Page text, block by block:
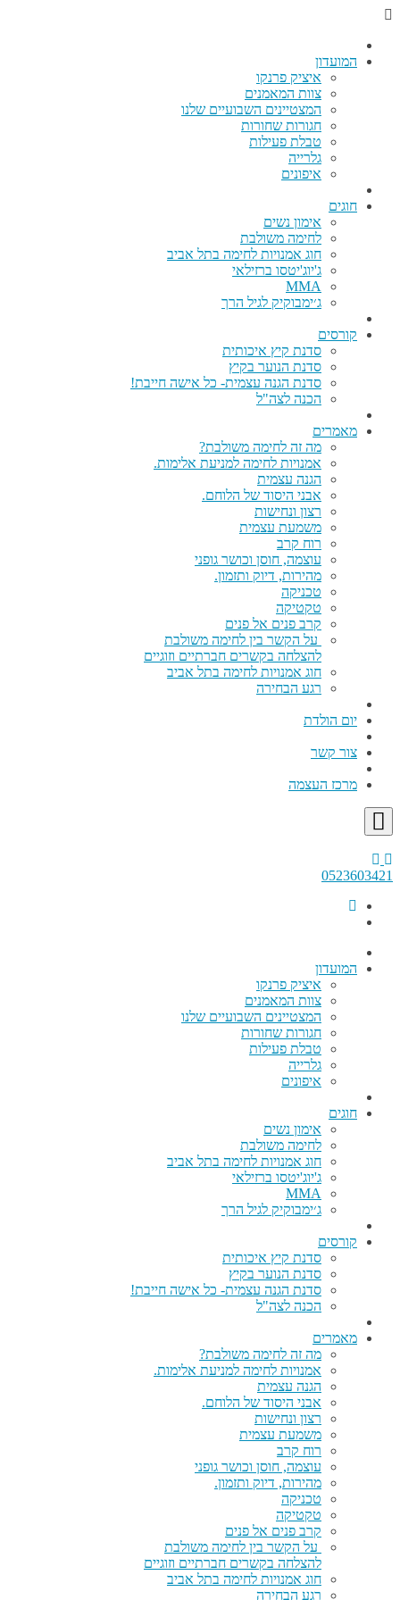
המועדון
איציק פרנקו
צוות המאמנים
המצטיינים השבועיים שלנו
חגורות שחורות
טבלת פעילות
גלרייה
איפונים
חוגים
אימון נשים
לחימה משולבת
חוג אמנויות לחימה בתל אביב
ג'יוג'יטסו ברזילאי
MMA
ג׳ימבוקיק לגיל הרך
קורסים
סדנת קיץ איכותית
סדנת הנוער בקיץ
סדנת הגנה עצמית- כל אישה חייבת!
הכנה לצה"ל
מאמרים
מה זה לחימה משולבת?
אמנויות לחימה למניעת אלימות.
הגנה עצמית
אבני היסוד של הלוחם.
רצון ונחישות
משמעת עצמית
רוח קרב
עוצמה, חוסן וכושר גופני
מהירות, דיוק ותזמון.
טכניקה
טקטיקה
קרב פנים אל פנים
על הקשר בין לחימה משולבת
להצלחה בקשרים חברתיים וזוגיים
חוג אמנויות לחימה בתל אביב
רגע הבחירה
יום הולדת
צור קשר
מרכז העצמה
0523603421
המועדון
איציק פרנקו
צוות המאמנים
המצטיינים השבועיים שלנו
חגורות שחורות
טבלת פעילות
גלרייה
איפונים
חוגים
אימון נשים
לחימה משולבת
חוג אמנויות לחימה בתל אביב
ג'יוג'יטסו ברזילאי
MMA
ג׳ימבוקיק לגיל הרך
קורסים
סדנת קיץ איכותית
סדנת הנוער בקיץ
סדנת הגנה עצמית- כל אישה חייבת!
הכנה לצה"ל
מאמרים
מה זה לחימה משולבת?
אמנויות לחימה למניעת אלימות.
הגנה עצמית
אבני היסוד של הלוחם.
רצון ונחישות
משמעת עצמית
רוח קרב
עוצמה, חוסן וכושר גופני
מהירות, דיוק ותזמון.
טכניקה
טקטיקה
קרב פנים אל פנים
על הקשר בין לחימה משולבת
להצלחה בקשרים חברתיים וזוגיים
חוג אמנויות לחימה בתל אביב
רגע הבחירה